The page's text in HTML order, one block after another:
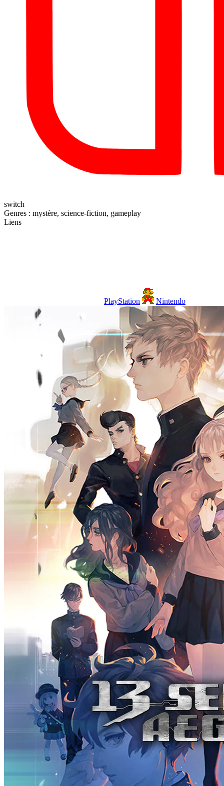
switch
Genres : mystère, science-fiction, gameplay
Liens
PlayStation Nintendo